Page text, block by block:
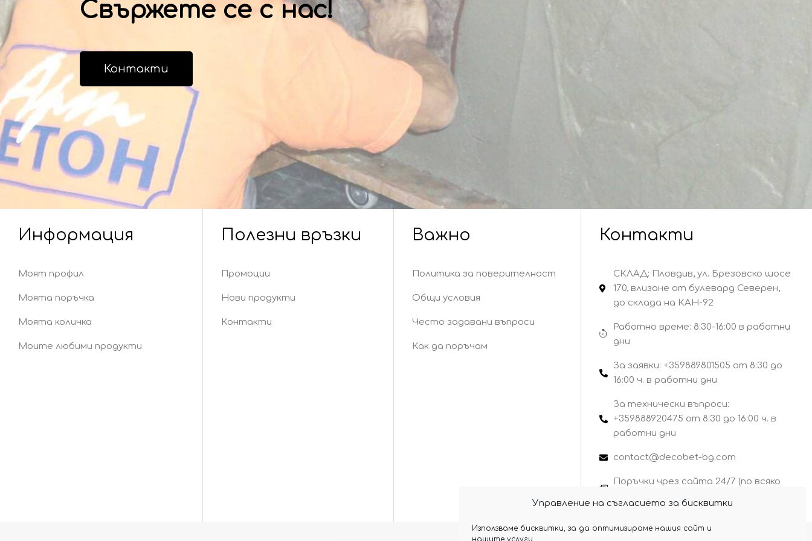
Управление на съгласието за бисквитки
Използваме бисквитки, за да оптимизираме нашия сайт и
нашите услуги.
Свържете се с нас!
Контакти
Информация
Моят профил
Моята поръчка
Моята количка
Моите любими продукти
Полезни връзки
Промоции
Нови продукти
Контакти
Важно
Политика за поверителност
Общи условия
Често задавани въпроси
Как да поръчам
Контакти
СКЛАД: Пловдив, ул. Брезовско шосе
170, влизане от булевард Северен,
до склада на КАН-92
Работно време: 8:30-16:00 в работни
дни
За заявки: +359889801505 от 8:30 до
16:00 ч. в работни дни
За технически въпроси:
+359888920475 от 8:30 до 16:00 ч. в
работни дни
contact@decobet-bg.com
Поръчки чрез сайта 24/7 (по всяко